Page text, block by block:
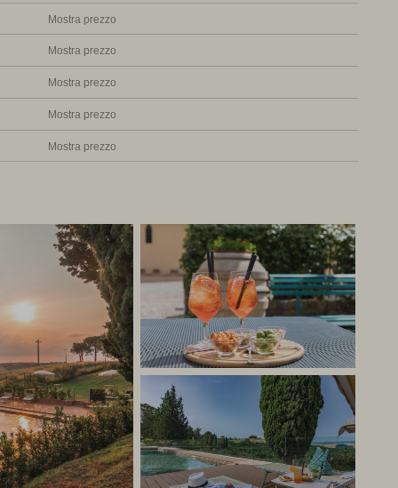
Italy
Mostra prezzo
Mostra prezzo
Mostra prezzo
Mostra prezzo
Mostra prezzo